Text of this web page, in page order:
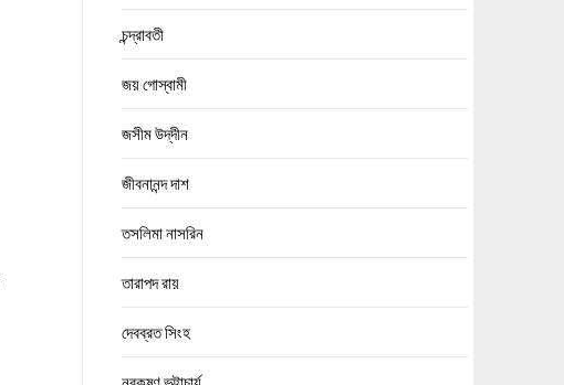
চন্দ্রাবতী
জয় গোস্বামী
জসীম উদ্‌দীন
জীবনানন্দ দাশ
তসলিমা নাসরিন
তারাপদ রায়
দেবব্রত সিংহ